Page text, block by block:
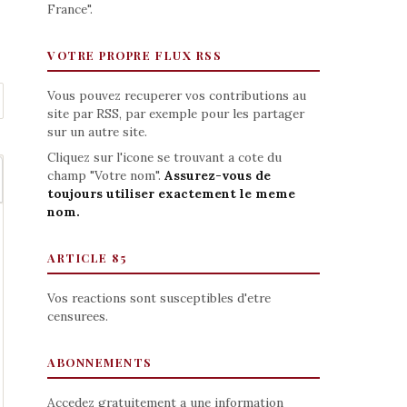
France".
VOTRE PROPRE FLUX RSS
Vous pouvez recuperer vos contributions au
site par RSS, par exemple pour les partager
sur un autre site.
Cliquez sur l'icone se trouvant a cote du
champ "Votre nom". Assurez-vous de
toujours utiliser exactement le meme
nom.
ARTICLE 85
Vos reactions sont susceptibles d'etre
censurees.
ABONNEMENTS
Accedez gratuitement a une information